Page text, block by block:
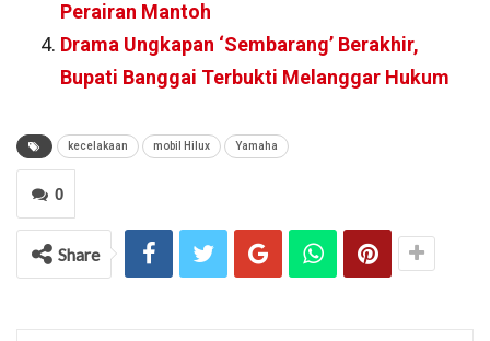
Perairan Mantoh
Drama Ungkapan ‘Sembarang’ Berakhir,
Bupati Banggai Terbukti Melanggar Hukum
kecelakaan mobil Hilux Yamaha
0
Share